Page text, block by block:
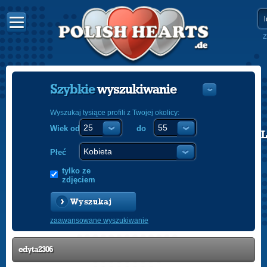
POLISH
Szybkiewyszukiwanie
Wyszukaj tysiące profili z Twojej okolicy:
Wiek od do
Płeć
tylko ze
zdjęciem
Wyszukaj
zaawansowane wyszukiwanie
edyta2306